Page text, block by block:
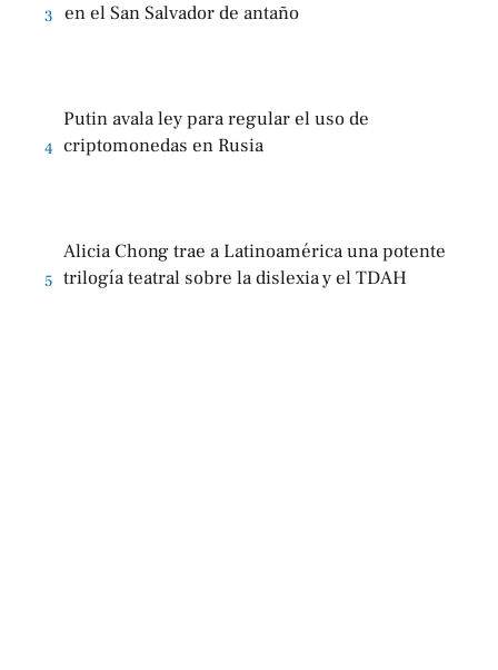
3 en el San Salvador de antaño
4
Putin avala ley para regular el uso de
criptomonedas en Rusia
5
Alicia Chong trae a Latinoamérica una potente
trilogía teatral sobre la dislexia y el TDAH